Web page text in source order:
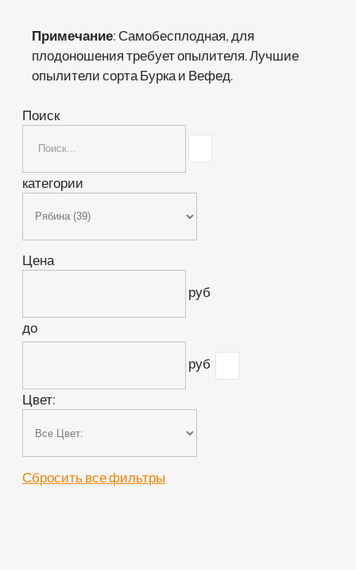
Примечание: Самобесплодная, для
плодоношения требует опылителя. Лучшие
опылители сорта Бурка и Вефед.
Поиск
категории
Цена
руб
до
руб
Цвет:
Сбросить все фильтры